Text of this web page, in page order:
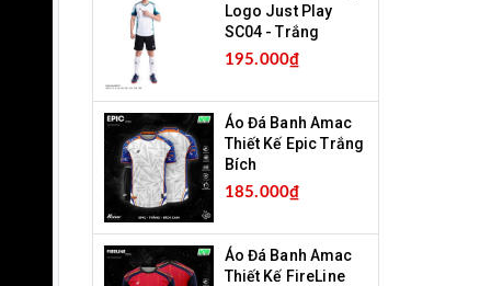
Logo Just Play
SC04 - Trắng
195.000₫
Áo Đá Banh Amac
Thiết Kế Epic Trắng
Bích
185.000₫
Áo Đá Banh Amac
Thiết Kế FireLine